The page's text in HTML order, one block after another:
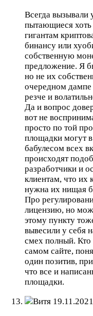
Всегда вызывали
пытающиеся хоть
гигантам
бинансу или
собственную
предложение. Я
но не их
очередном дампе
резче и
Да и вопрос
вот не
просто по той
площадки могут
бабулесом всех
происходят
разработчики и
клиентам, что их
нужна их нищая
Про
лицензию, но
этому пункту
вывесили у себя
смех полный. Кто
самом сайте,
один позитив,
что все и
площадки.
Витя